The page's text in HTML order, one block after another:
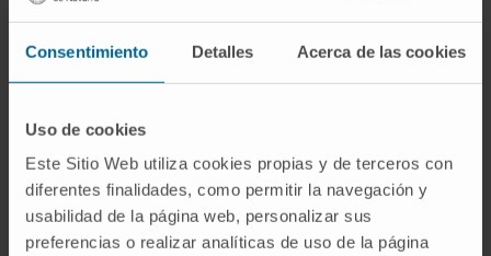
Consentimiento Detalles Acerca de las cookies
Uso de cookies
Este Sitio Web utiliza cookies propias y de terceros con
diferentes finalidades, como permitir la navegación y
usabilidad de la página web, personalizar sus
preferencias o realizar analíticas de uso de la página
Desarrollo de moléculas y estrategias de
Identificar y generar moléculas con potencial
imunomodulación.